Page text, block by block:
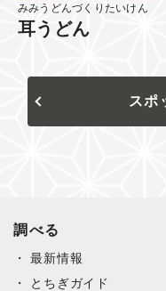
みみうどんづくりたいけん
耳うどん
スポ
調べる
最新情報
とちぎガイド